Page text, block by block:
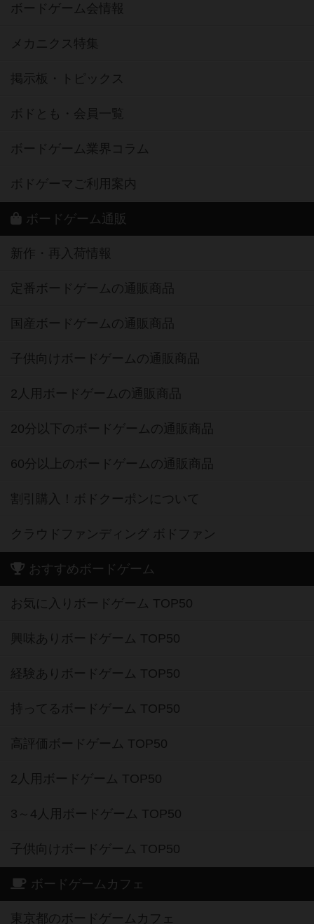
ボードゲーム会情報
メカニクス特集
掲示板・トピックス
ボドとも・会員一覧
ボードゲーム業界コラム
ボドゲーマご利用案内
ボードゲーム通販
新作・再入荷情報
定番ボードゲームの通販商品
国産ボードゲームの通販商品
子供向けボードゲームの通販商品
2人用ボードゲームの通販商品
20分以下のボードゲームの通販商品
60分以上のボードゲームの通販商品
割引購入！ボドクーポンについて
クラウドファンディング ボドファン
おすすめボードゲーム
お気に入りボードゲーム TOP50
興味ありボードゲーム TOP50
経験ありボードゲーム TOP50
持ってるボードゲーム TOP50
高評価ボードゲーム TOP50
2人用ボードゲーム TOP50
3～4人用ボードゲーム TOP50
子供向けボードゲーム TOP50
ボードゲームカフェ
東京都のボードゲームカフェ